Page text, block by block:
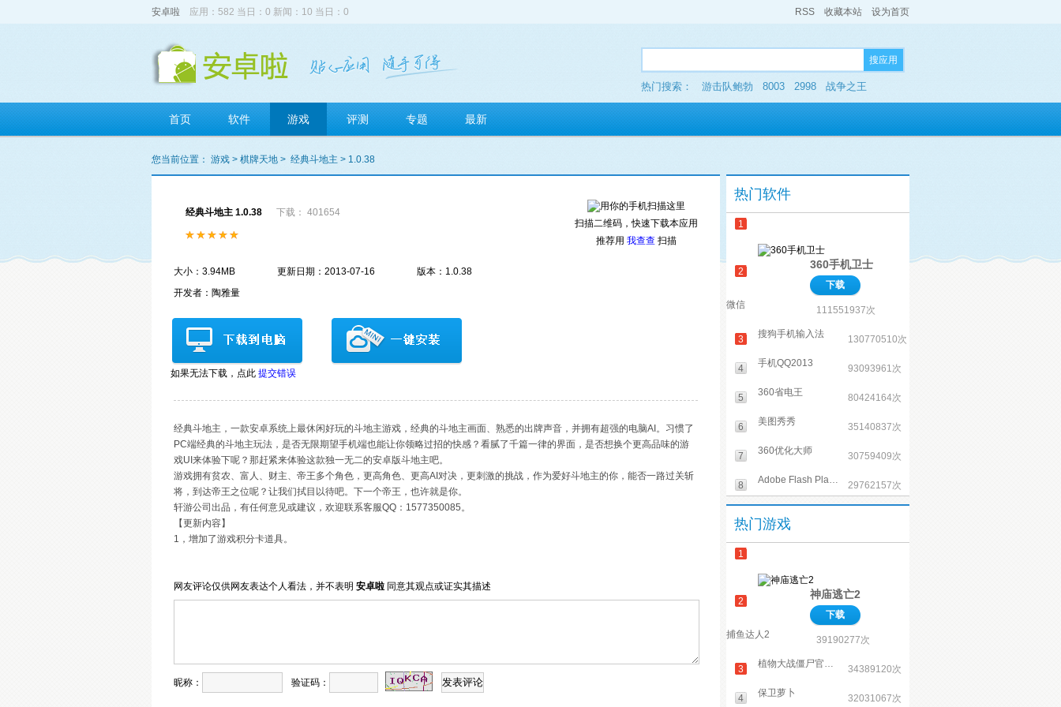
安卓啦 应用：582 当日：0 新闻：10 当日：0 RSS 收藏本站 设为首页
搜应用
热门搜索： 游击队鲍勃 8003 2998 战争之王
首页 软件 游戏 评测 专题 最新
您当前位置： 游戏 > 棋牌天地 > 经典斗地主 > 1.0.38
扫描二维码，快速下载本应用
推荐用 我查查 扫描
经典斗地主 1.0.38 下载： 401654
大小：3.94MB 更新日期：2013-07-16
版本：1.0.38
开发者：陶雅量
如果无法下载， 点此 提交错误
经典斗地主，一款安卓系统上最休闲好玩的斗地主游戏，经典的斗地主画面、熟悉的出牌声音，并拥有超强的电脑AI。习惯了
PC端经典的斗地主玩法，是否无限期望手机端也能让你领略过招的快感？看腻了千篇一律的界面，是否想换个更高品味的游
戏UI来体验下呢？那赶紧来体验这款独一无二的安卓版斗地主吧。
游戏拥有贫农、富人、财主、帝王多个角色，更高角色、更高AI对决，更刺激的挑战，作为爱好斗地主的你，能否一路过关斩
将，到达帝王之位呢？让我们拭目以待吧。下一个帝王，也许就是你。
轩游公司出品，有任何意见或建议，欢迎联系客服QQ：1577350085。
【更新内容】
1，增加了游戏积分卡道具。
网友评论仅供网友表达个人看法，并不表明 安卓啦 同意其观点或证实其描述
昵称： 验证码：
热门软件
1
360手机卫士
下载
2
微信 111551937次
3 搜狗手机输入法 130770510次
4 手机QQ2013 93093961次
5 360省电王 80424164次
6 美图秀秀 35140837次
7 360优化大师 30759409次
8 Adobe Flash Player 29762157次
9 爱奇艺视频
10 23752052次
热门游戏
1
神庙逃亡2
下载
2
捕鱼达人2 39190277次
3 植物大战僵尸官方正式版 34389120次
4 保卫萝卜 32031067次